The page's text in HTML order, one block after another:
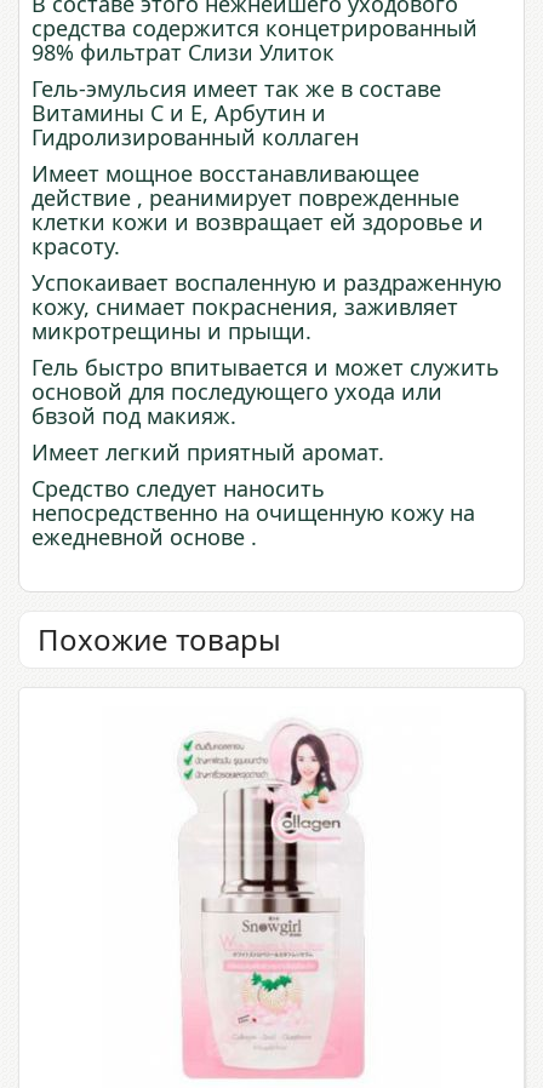
средства содержится концетрированный
98% фильтрат Слизи Улиток
Гель-эмульсия имеет так же в составе
Витамины С и Е, Арбутин и
Гидролизированный коллаген
Имеет мощное восстанавливающее
действие , реанимирует поврежденные
клетки кожи и возвращает ей здоровье и
красоту.
Успокаивает воспаленную и раздраженную
кожу, снимает покраснения, заживляет
микротрещины и прыщи.
Гель быстро впитывается и может служить
основой для последующего ухода или
бвзой под макияж.
Имеет легкий приятный аромат.
Средство следует наносить
непосредственно на очищенную кожу на
ежедневной основе .
Похожие товары